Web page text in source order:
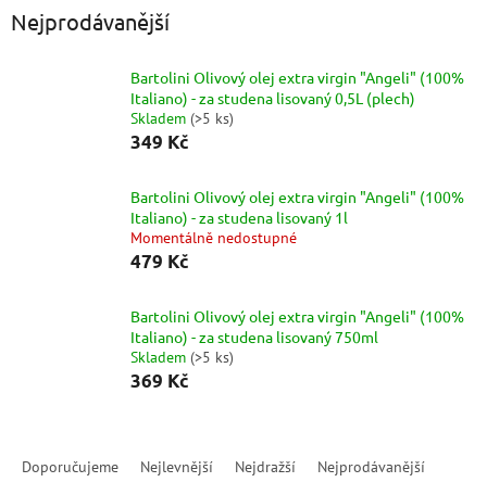
Nejprodávanější
Bartolini Olivový olej extra virgin "Angeli" (100%
Italiano) - za studena lisovaný 0,5L (plech)
Skladem (>5 ks)
349 Kč
Bartolini Olivový olej extra virgin "Angeli" (100%
Italiano) - za studena lisovaný 1l
Momentálně nedostupné
479 Kč
Bartolini Olivový olej extra virgin "Angeli" (100%
Italiano) - za studena lisovaný 750ml
Skladem (>5 ks)
369 Kč
Doporučujeme Nejlevnější Nejdražší Nejprodávanější